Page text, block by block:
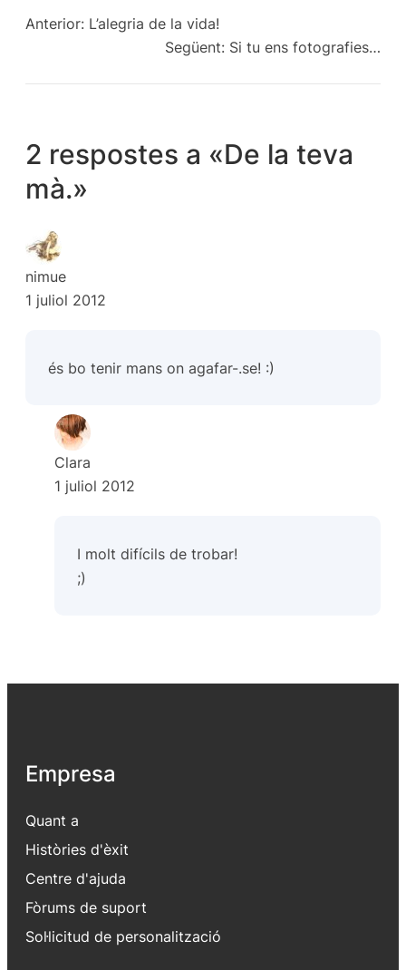
Anterior: L’alegria de la vida!
Següent: Si tu ens fotografies…
2 respostes a «De la teva
mà.»
nimue
1 juliol 2012
és bo tenir mans on agafar-.se! :)
Clara
1 juliol 2012
I molt difícils de trobar!
;)
Empresa
Quant a
Històries d'èxit
Centre d'ajuda
Fòrums de suport
Sol·licitud de personalització